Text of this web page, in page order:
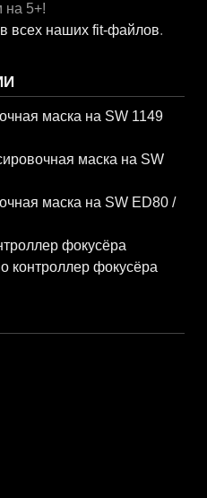
на 5+!
всех наших fit-файлов.
маска на SW 1149
маска на SW
маска на SW ED80 /
фокусёра
контроллер фокусёра